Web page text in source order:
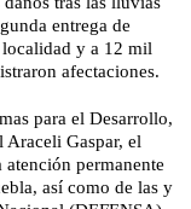
entrega de
localidad y a 12 mil
afectaciones.
para el Desarrollo,
Gaspar, el
permanente
así como de las y